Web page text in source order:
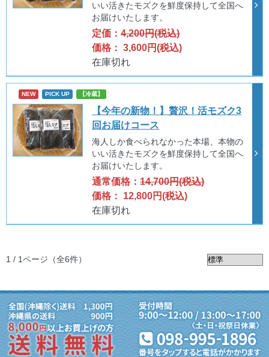
いい活きたモズクを鮮度保持して全国へ
お届けいたします。
定価：4,200円(税込)
価格： 3,600円(税込)
在庫切れ
NEW PICK UP 【冷蔵】
【今年の新物！】贅沢！活モズク3
回お届けコース
海人しか食べられなかった本場、本物の
いい活きたモズクを鮮度保持して全国へ
お届けいたします。
通常価格：14,700円(税込)
価格： 12,800円(税込)
在庫切れ
1 / 1ページ （全6件）